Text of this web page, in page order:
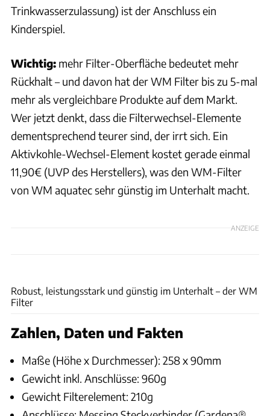
Trinkwasserzulassung) ist der Anschluss ein
Kinderspiel.
Wichtig: mehr Filter-Oberfläche bedeutet mehr
Rückhalt – und davon hat der WM Filter bis zu 5-mal
mehr als vergleichbare Produkte auf dem Markt.
Wer jetzt denkt, dass die Filterwechsel-Elemente
dementsprechend teurer sind, der irrt sich. Ein
Aktivkohle-Wechsel-Element kostet gerade einmal
11,90€ (UVP des Herstellers), was den WM-Filter
von WM aquatec sehr günstig im Unterhalt macht.
ANZEIGE
Robust, leistungsstark und günstig im Unterhalt – der WM
Filter
Zahlen, Daten und Fakten
Maße (Höhe x Durchmesser): 258 x 90mm
Gewicht inkl. Anschlüsse: 960g
Gewicht Filterelement: 210g